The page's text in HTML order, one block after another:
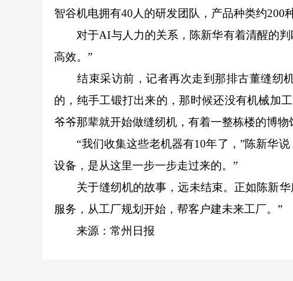
智谷机电拥有40人的研发团队，产品种类约200
对于AI与人力的关系，陈新华有着清醒的判
高效。”
结束采访前，记者再次走到那排古董缝纫机
的，纯手工锻打出来的，那时候还没有机械加
爷爷那辈就开始做缝纫机，有着一整栋楼的博物
“我们收集这些老机器有10年了，”陈新华
设备，是从这里一步一步走过来的。”
关于缝纫机的故事，远未结束。正如陈新华
服务，从工厂规划开始，帮客户建未来工厂。”
来源： 常州日报